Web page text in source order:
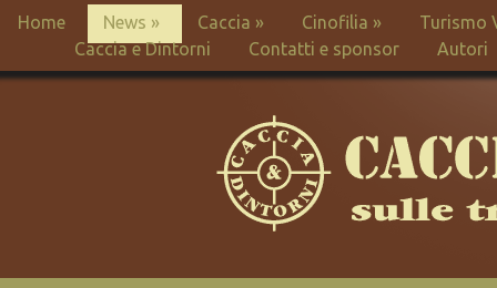
Home News » Caccia » Cinofilia »
Turismo
Caccia e Dintorni
Contatti e sponsor Autori